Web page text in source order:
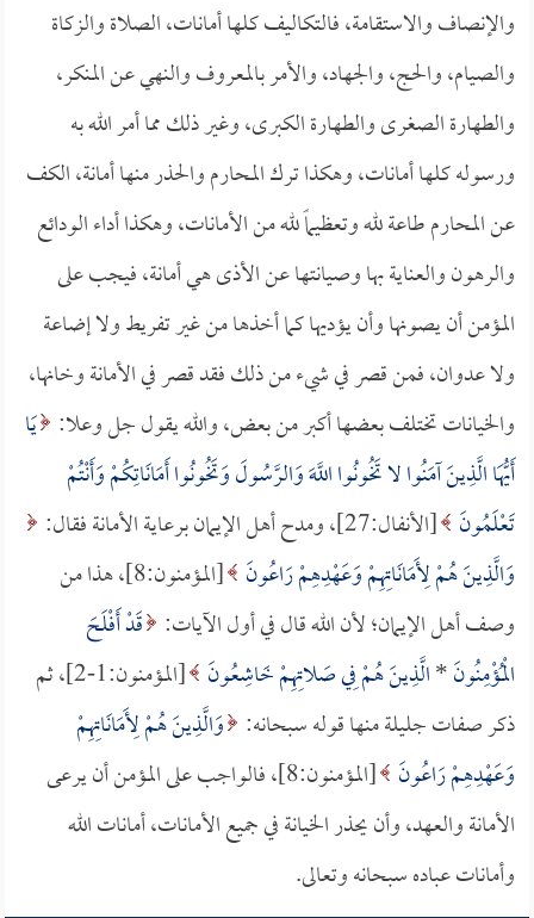
والإنصاف والاستقامة، فالتكاليف كلها أمانات، الصلاة والزكاة
والصيام، والحج، والجهاد، والأمر بالمعروف والنهي عن المنكر،
والطهارة الصغرى والطهارة الكبرى، وغير ذلك مما أمر الله به
ورسوله كلها أمانات، وهكذا ترك المحارم والحذر منها أمانة، الكف
عن المحارم طاعة لله وتعظيماً لله من الأمانات، وهكذا أداء الودائع
والرهون والعناية بها وصيانتها عن الأذى هي أمانة، فيجب على
المؤمن أن يصونها وأن يؤديها كما أخذها من غير تفريط ولا إضاعة
ولا عدوان، فمن قصر في شيء من ذلك فقد قصر في الأمانة وخانها،
والخيانات تختلف بعضها أكبر من بعض، والله يقول جل وعلا: يَا
أَيُّهَا الَّذِينَ آمَنُوا لا تَخُونُوا اللَّهَ وَالرَّسُولَ وَتَخُونُوا أَمَانَاتِكُمْ وَأَنْتُمْ
تَعْلَمُونَ [الأنفال:27]، ومدح أهل الإيمان برعاية الأمانة فقال:
وَالَّذِينَ هُمْ لِأَمَانَاتِهِمْ وَعَهْدِهِمْ رَاعُونَ
[المؤمنون:8]، هذا من
وصف أهل الإيمان؛ لأن الله قال في أول الآيات: قَدْ أَفْلَحَ
الْمُؤْمِنُونَ*الَّذِينَ هُمْ فِي صَلاتِهِمْ خَاشِعُونَ
[المؤمنون:1-2]، ثم
ذكر صفات جليلة منها قوله سبحانه: وَالَّذِينَ هُمْ لِأَمَانَاتِهِمْ
وَعَهْدِهِمْ رَاعُونَ
[المؤمنون:8]، فالواجب على المؤمن أن يرعى
الأمانة والعهد، وأن يحذر الخيانة في جميع الأمانات، أمانات الله
وأمانات عباده سبحانه وتعالى.